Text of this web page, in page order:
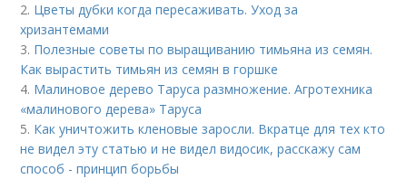
2. Цветы дубки когда пересаживать. Уход за
хризантемами
3. Полезные советы по выращиванию тимьяна из семян.
Как вырастить тимьян из семян в горшке
4. Малиновое дерево Таруса размножение. Агротехника
«малинового дерева» Таруса
5. Как уничтожить кленовые заросли. Вкратце для тех кто
не видел эту статью и не видел видосик, расскажу сам
способ - принцип борьбы